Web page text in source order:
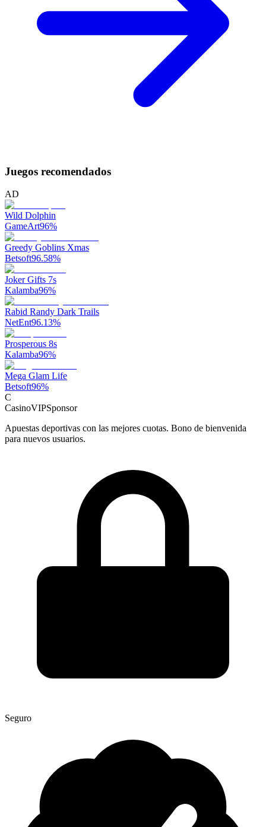
Juegos recomendados
AD
Wild Dolphin
GameArt96%
Greedy Goblins Xmas
Betsoft96.58%
Joker Gifts 7s
Kalamba96%
Rabid Randy Dark Trails
NetEnt96.13%
Prosperous 8s
Kalamba96%
Mega Glam Life
Betsoft96%
C
CasinoVIPSponsor
Apuestas deportivas con las mejores cuotas. Bono de bienvenida
para nuevos usuarios.
Seguro